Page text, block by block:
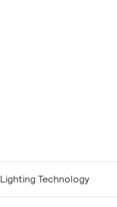
Lighting Technology